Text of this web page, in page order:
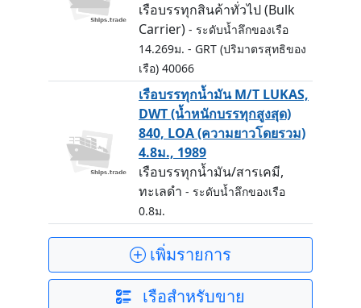
เรือบรรทุกสินค้าทั่วไป (Bulk
Carrier) - ระดับน้ำลึกของเรือ
14.269ม. - GRT (ปริมาตรสุทธิของ
เรือ) 40066
เรือบรรทุกน้ำมัน M/T LUKAS,
DWT (น้ำหนักบรรทุกสูงสุด)
840, LOA (ความยาวโดยรวม)
4.8ม., 1989
เรือบรรทุกน้ำมัน/สารเคมี,
ทะเลดำ - ระดับน้ำลึกของเรือ
0.8ม.
เพิ่มรายการ
เรือสำหรับขาย